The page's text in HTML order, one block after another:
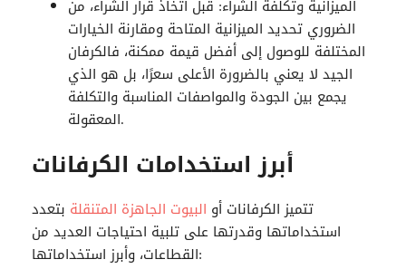
الميزانية وتكلفة الشراء: قبل اتخاذ قرار الشراء، من
الضروري تحديد الميزانية المتاحة ومقارنة الخيارات
المختلفة للوصول إلى أفضل قيمة ممكنة، فالكرفان
الجيد لا يعني بالضرورة الأعلى سعرًا، بل هو الذي
يجمع بين الجودة والمواصفات المناسبة والتكلفة
المعقولة.
أبرز استخدامات الكرفانات
تتميز الكرفانات أو البيوت الجاهزة المتنقلة بتعدد
استخداماتها وقدرتها على تلبية احتياجات العديد من
القطاعات، وأبرز استخداماتها: